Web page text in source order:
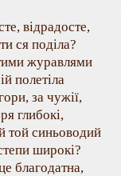
відрадосте,
ся поділа?
журавлями
полетіла
за чужії,
глибокі,
той синьоводий
широкі?
благодатна,